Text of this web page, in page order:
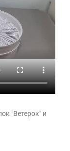
"Ветерок" и